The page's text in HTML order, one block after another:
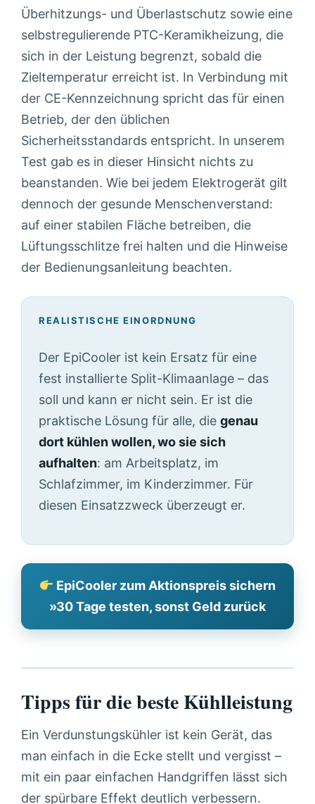
Überhitzungs- und Überlastschutz sowie eine
selbstregulierende PTC-Keramikheizung, die
sich in der Leistung begrenzt, sobald die
Zieltemperatur erreicht ist. In Verbindung mit
der CE-Kennzeichnung spricht das für einen
Betrieb, der den üblichen
Sicherheitsstandards entspricht. In unserem
Test gab es in dieser Hinsicht nichts zu
beanstanden. Wie bei jedem Elektrogerät gilt
dennoch der gesunde Menschenverstand:
auf einer stabilen Fläche betreiben, die
Lüftungsschlitze frei halten und die Hinweise
der Bedienungsanleitung beachten.
REALISTISCHE EINORDNUNG
Der EpiCooler ist kein Ersatz für eine
fest installierte Split-Klimaanlage – das
soll und kann er nicht sein. Er ist die
praktische Lösung für alle, die genau
dort kühlen wollen, wo sie sich
aufhalten: am Arbeitsplatz, im
Schlafzimmer, im Kinderzimmer. Für
diesen Einsatzzweck überzeugt er.
EpiCooler zum Aktionspreis sichern
»30 Tage testen, sonst Geld zurück
Tipps für die beste Kühlleistung
Ein Verdunstungskühler ist kein Gerät, das
man einfach in die Ecke stellt und vergisst –
mit ein paar einfachen Handgriffen lässt sich
der spürbare Effekt deutlich verbessern.